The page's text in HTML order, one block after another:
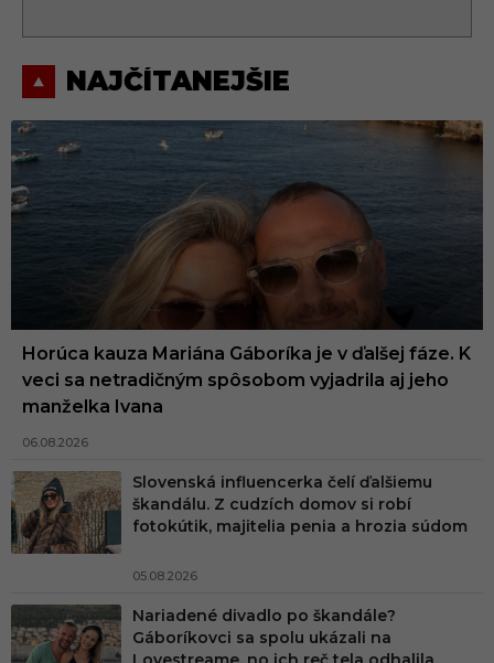
NAJČÍTANEJŠIE
Horúca kauza Mariána Gáboríka je v ďalšej fáze. K
veci sa netradičným spôsobom vyjadrila aj jeho
manželka Ivana
06.08.2026
Slovenská influencerka čelí ďalšiemu
škandálu. Z cudzích domov si robí
fotokútik, majitelia penia a hrozia súdom
05.08.2026
Nariadené divadlo po škandále?
Gáboríkovci sa spolu ukázali na